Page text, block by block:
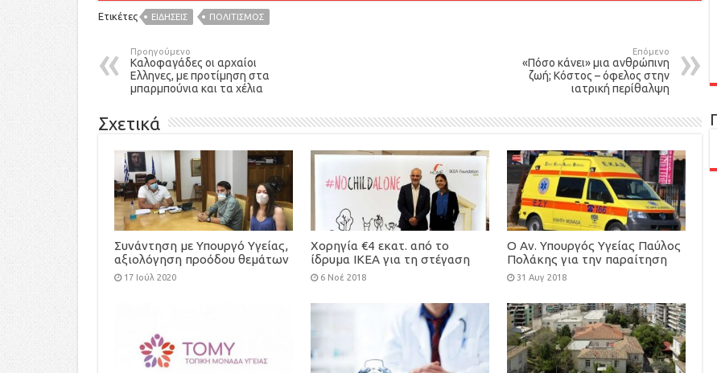
Ετικέτες ΕΙΔΉΣΕΙΣ ΠΟΛΙΤΙΣΜΟΣ
Προηγούμενο
Καλοφαγάδες οι αρχαίοι
Ελληνες, με προτίμηση στα
μπαρμπούνια και τα χέλια
Επόμενο
«Πόσο κάνει» μια ανθρώπινη
ζωή; Κόστος – όφελος στην
ιατρική περίθαλψη
Σχετικά
Συνάντηση με Υπουργό Υγείας,
αξιολόγηση προόδου θεμάτων
Κυστικής Ίνωσης
17 Ιούλ 2020
Χορηγία €4 εκατ. από το
ίδρυμα ΙΚΕΑ για τη στέγαση
και την φροντίδα 100
6 Νοέ 2018
Ο Αν. Υπουργός Υγείας Παύλος
Πολάκης για την παραίτηση
του Κ. Καρακατσιανόπουλου
31 Αυγ 2018